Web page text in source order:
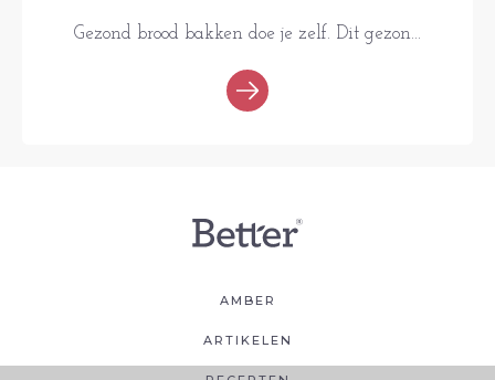
Gezond brood bakken doe je zelf. Dit gezon...
AMBER
ARTIKELEN